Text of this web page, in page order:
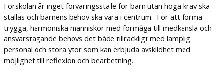
Förskolan år inget förvaringsställe för barn utan höga krav ska
ställas och barnens behov ska vara i centrum. För att forma
trygga, harmoniska människor med förmåga till medkänsla och
ansvarstagande behövs det både tillräckligt med lämplig
personal och stora ytor som kan erbjuda avskildhet med
möjlighet till reflexion och bearbetning.